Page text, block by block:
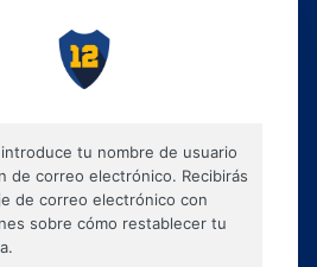
tu nombre de usuario
de correo electrónico. Recibirás
de correo electrónico con
sobre cómo restablecer tu